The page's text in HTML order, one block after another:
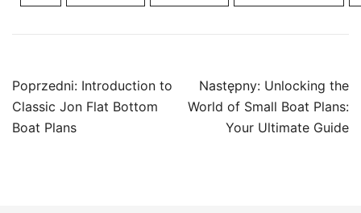
Nawigacja
wpisu
Poprzedni: Introduction to
Classic Jon Flat Bottom
Boat Plans
Następny: Unlocking the
World of Small Boat Plans:
Your Ultimate Guide